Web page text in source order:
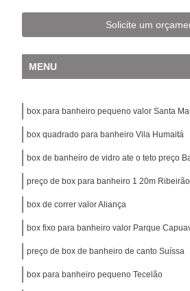
Solicite um
MENU
box para banheiro pequeno valor Santa
box quadrado para banheiro Vila Humaitá
box de banheiro de vidro ate o teto preço
preço de box para banheiro 1 20m
box de correr valor Aliança
box fixo para banheiro valor Parque
preço de box de banheiro de canto Suíssa
box para banheiro pequeno Tecelão